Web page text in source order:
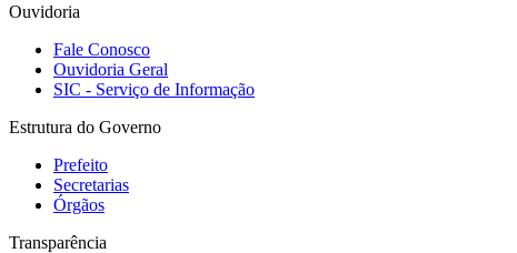
Ouvidoria
Fale Conosco
Ouvidoria Geral
SIC - Serviço de Informação
Estrutura do Governo
Prefeito
Secretarias
Órgãos
Transparência